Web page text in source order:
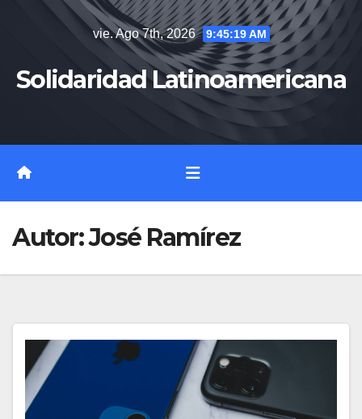
vie. Ago 7th, 2026 9:45:20 AM
Solidaridad Latinoamericana
Autor:José Ramírez